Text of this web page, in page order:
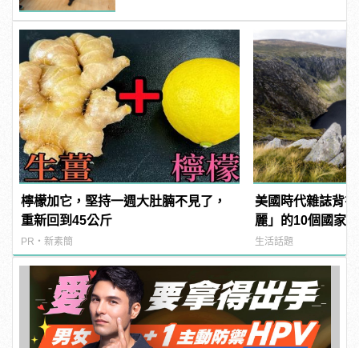
檸檬加它，堅持一週大肚腩不見了，
重新回到45公斤
PR・新素簡
美國時代雜誌背
麗」的10個國家
生活話題